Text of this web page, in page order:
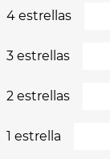
4 estrellas
3 estrellas
2 estrellas
1 estrella